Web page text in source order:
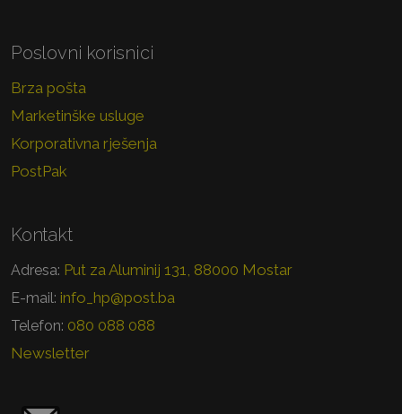
Poslovni korisnici
Brza pošta
Marketinške usluge
Korporativna rješenja
PostPak
Kontakt
Adresa: Put za Aluminij 131, 88000 Mostar
E-mail: info_hp@post.ba
Telefon: 080 088 088
Newsletter